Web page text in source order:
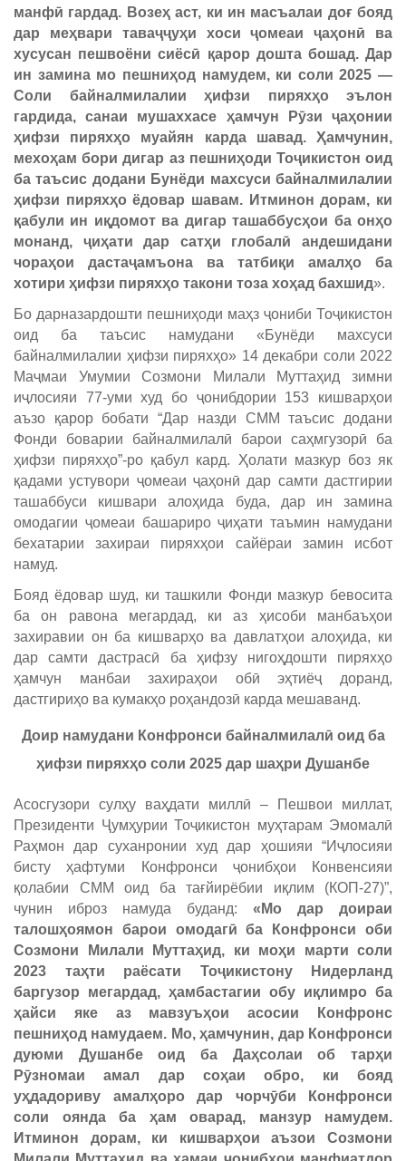
манфӣ гардад. Возеҳ аст, ки ин масъалаи доғ бояд
дар меҳвари таваҷҷуҳи хоси ҷомеаи ҷаҳонӣ ва
хусусан пешвоёни сиёсӣ қарор дошта бошад. Дар
ин замина мо пешниҳод намудем, ки соли 2025 —
Соли байналмилалии ҳифзи пиряхҳо эълон
гардида, санаи мушаххасе ҳамчун Рӯзи ҷаҳонии
ҳифзи пиряхҳо муайян карда шавад. Ҳамчунин,
мехоҳам бори дигар аз пешниҳоди Тоҷикистон оид
ба таъсис додани Бунёди махсуси байналмилалии
ҳифзи пиряхҳо ёдовар шавам. Итминон дорам, ки
қабули ин иқдомот ва дигар ташаббусҳои ба онҳо
монанд, ҷиҳати дар сатҳи глобалӣ андешидани
чораҳои дастаҷамъона ва татбиқи амалҳо ба
хотири ҳифзи пиряхҳо такони тоза хоҳад бахшид».
Бо дарназардошти пешниҳоди маҳз ҷониби Тоҷикистон
оид ба таъсис намудани «Бунёди махсуси
байналмилалии ҳифзи пиряхҳо» 14 декабри соли 2022
Маҷмаи Умумии Созмони Милали Муттаҳид зимни
иҷлосияи 77-уми худ бо ҷонибдории 153 кишварҳои
аъзо қарор бобати “Дар назди СММ таъсис додани
Фонди боварии байналмилалӣ барои саҳмгузорӣ ба
ҳифзи пиряхҳо”-ро қабул кард. Ҳолати мазкур боз як
қадами устувори ҷомеаи ҷаҳонӣ дар самти дастгирии
ташаббуси кишвари алоҳида буда, дар ин замина
омодагии ҷомеаи башариро ҷиҳати таъмин намудани
бехатарии захираи пиряхҳои сайёраи замин исбот
намуд.
Бояд ёдовар шуд, ки ташкили Фонди мазкур бевосита
ба он равона мегардад, ки аз ҳисоби манбаъҳои
захиравии он ба кишварҳо ва давлатҳои алоҳида, ки
дар самти дастрасӣ ба ҳифзу нигоҳдошти пиряхҳо
ҳамчун манбаи захираҳои обӣ эҳтиёҷ доранд,
дастгириҳо ва кумакҳо роҳандозӣ карда мешаванд.
Доир намудани Конфронси байналмилалӣ оид ба
ҳифзи пиряхҳо соли 2025 дар шаҳри Душанбе
Асосгузори сулҳу ваҳдати миллӣ – Пешвои миллат,
Президенти Ҷумҳурии Тоҷикистон муҳтарам Эмомалӣ
Раҳмон дар суханронии худ дар ҳошияи “Иҷлосияи
бисту ҳафтуми Конфронси ҷонибҳои Конвенсияи
қолабии СММ оид ба тағйирёбии иқлим (КОП-27)”,
чунин иброз намуда буданд: «Мо дар доираи
талошҳоямон барои омодагӣ ба Конфронси оби
Созмони Милали Муттаҳид, ки моҳи марти соли
2023 таҳти раёсати Тоҷикистону Нидерланд
баргузор мегардад, ҳамбастагии обу иқлимро ба
ҳайси яке аз мавзуъҳои асосии Конфронс
пешниҳод намудаем. Мо, ҳамчунин, дар Конфронси
дуюми Душанбе оид ба Даҳсолаи об тарҳи
Рӯзномаи амал дар соҳаи обро, ки бояд
уҳдадориву амалҳоро дар чорчӯби Конфронси
соли оянда ба ҳам оварад, манзур намудем.
Итминон дорам, ки кишварҳои аъзои Созмони